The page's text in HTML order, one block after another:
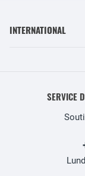
INTERNATIONAL
SERVICE